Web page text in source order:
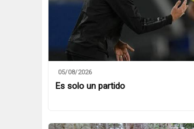
05/08/2026
Es solo un partido